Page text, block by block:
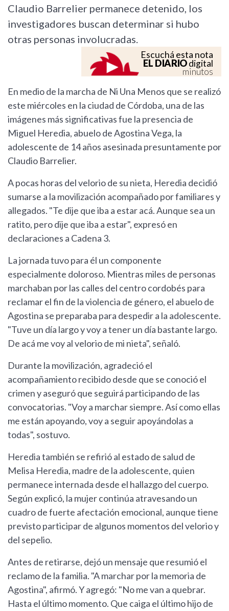
Claudio Barrelier permanece detenido, los
investigadores buscan determinar si hubo
otras personas involucradas.
Escuchá esta nota
EL DIARIOdigital
minutos
En medio de la marcha de Ni Una Menos que se realizó
este miércoles en la ciudad de Córdoba, una de las
imágenes más significativas fue la presencia de
Miguel Heredia, abuelo de Agostina Vega, la
adolescente de 14 años asesinada presuntamente por
Claudio Barrelier.
A pocas horas del velorio de su nieta, Heredia decidió
sumarse a la movilización acompañado por familiares y
allegados. "Te dije que iba a estar acá. Aunque sea un
ratito, pero dije que iba a estar", expresó en
declaraciones a Cadena 3.
La jornada tuvo para él un componente
especialmente doloroso. Mientras miles de personas
marchaban por las calles del centro cordobés para
reclamar el fin de la violencia de género, el abuelo de
Agostina se preparaba para despedir a la adolescente.
"Tuve un día largo y voy a tener un día bastante largo.
De acá me voy al velorio de mi nieta", señaló.
Durante la movilización, agradeció el
acompañamiento recibido desde que se conoció el
crimen y aseguró que seguirá participando de las
convocatorias. "Voy a marchar siempre. Así como ellas
me están apoyando, voy a seguir apoyándolas a
todas", sostuvo.
Heredia también se refirió al estado de salud de
Melisa Heredia, madre de la adolescente, quien
permanece internada desde el hallazgo del cuerpo.
Según explicó, la mujer continúa atravesando un
cuadro de fuerte afectación emocional, aunque tiene
previsto participar de algunos momentos del velorio y
del sepelio.
Antes de retirarse, dejó un mensaje que resumió el
reclamo de la familia. "A marchar por la memoria de
Agostina", afirmó. Y agregó: "No me van a quebrar.
Hasta el último momento. Que caiga el último hijo de